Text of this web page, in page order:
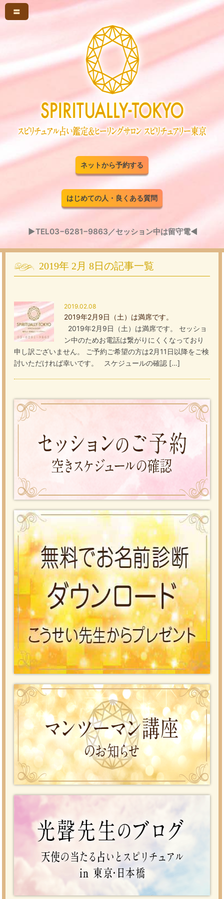
〓
ネットから予約する
はじめての人・良くある質問
▶TEL03−6281−9863／セッション中は留守電◀
2019年 2月 8日の記事一覧
2019.02.08
2019年2月9日（土）は満席です。
2019年2月9日（土）は満席です。 セッショ
ン中のためお電話は繋がりにくくなっており
申し訳ございません。 ご予約ご希望の方は2月11日以降をご検
討いただければ幸いです。 スケジュールの確認 […]